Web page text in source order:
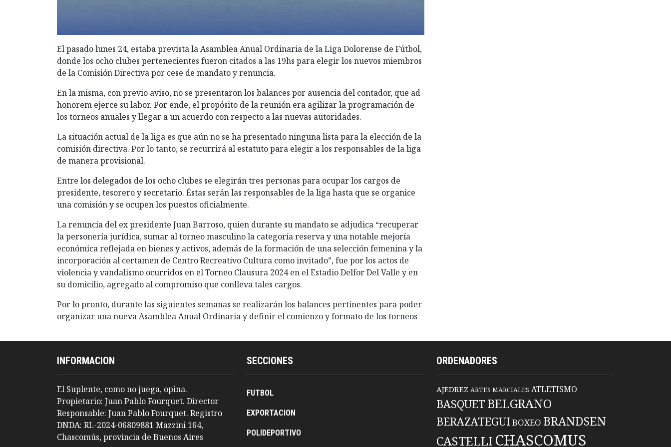
El pasado lunes 24, estaba prevista la Asamblea Anual Ordinaria de la Liga Dolorense de Fútbol,
donde los ocho clubes pertenecientes fueron citados a las 19hs para elegir los nuevos miembros
de la Comisión Directiva por cese de mandato y renuncia.
En la misma, con previo aviso, no se presentaron los balances por ausencia del contador, que ad
honorem ejerce su labor. Por ende, el propósito de lareunión era agilizar la programación de
los torneos anuales y llegar a un acuerdo con respecto a las nuevas autoridades.
La situación actual de la liga es que aún no se ha presentado ninguna lista para la elección de la
comisión directiva. Por lo tanto, se recurrirá al estatuto para elegir a los responsables de la liga
de manera provisional.
Entre los delegados de los ocho clubes se elegirán tres personas para ocupar los cargos de
presidente, tesorero y secretario. Éstas serán las responsables de la liga hasta que se organice
una comisión y se ocupen los puestos oficialmente.
La renuncia del ex presidente Juan Barroso, quien durante su mandato se adjudica “recuperar
la personería jurídica, sumar al torneo masculino la categoría reserva y una notable mejoría
económica reflejada en bienes y activos, además de la formación de una selección femenina y la
incorporación al certamen de Centro Recreativo Cultura como invitado”, fue por los actos de
violencia y vandalismo ocurridos en el Torneo Clausura 2024 en el Estadio Delfor Del Valle y en
su domicilio, agregado al compromiso que conlleva tales cargos.
Por lo pronto, durante las siguientes semanas se realizarán los balances pertinentes para poder
organizar una nueva Asamblea Anual Ordinaria y definir el comienzo y formato de los torneos
INFORMACION
El Suplente, como no juega, opina.
Propietario: Juan Pablo Fourquet. Director
Responsable: Juan Pablo Fourquet. Registro
DNDA: RL-2024-06809881 Mazzini 164,
Chascomús, provincia de Buenos Aires
SECCIONES
FUTBOL
EXPORTACION
POLIDEPORTIVO
ORDENADORES
AJEDREZ ARTES MARCIALES ATLETISMO
BASQUET BELGRANO
BERAZATEGUIBOXEO BRANDSEN
CASTELLI CHASCOMUS